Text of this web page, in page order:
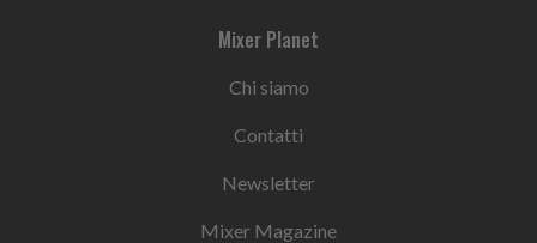
Mixer Planet
Chi siamo
Contatti
Newsletter
Mixer Magazine